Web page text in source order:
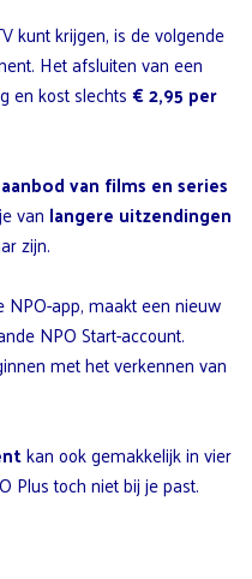
kunt krijgen, is de volgende
Het afsluiten van een
en kost slechts€ 2,95 per
van films en series
van langere uitzendingen
zijn.
app, maakt een nieuw
NPO Start-account.
met het verkennen van
kan ook gemakkelijk in vier
Plus toch niet bij je past.